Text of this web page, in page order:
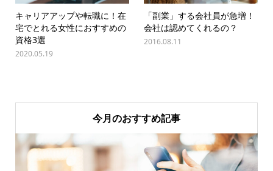
キャリアアップや転職に！在
宅でとれる女性におすすめの
資格3選
2020.05.19
「副業」する会社員が急増！
会社は認めてくれるの？
2016.08.11
今月のおすすめ記事